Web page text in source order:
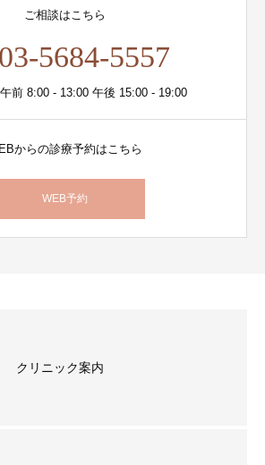
ご相談はこちら
03-5684-5557
前 8:00 - 13:00 午後 15:00 - 19:00
からの診療予約はこちら
WEB予約
クリニック案内